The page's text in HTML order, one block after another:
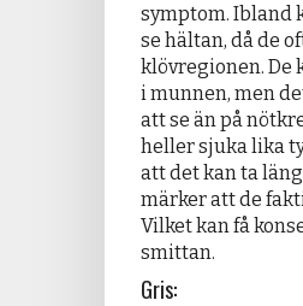
symptom. Ibland
se hältan, då de
klövregionen. De
i munnen, men
att se än på
heller sjuka lika
att det kan ta
märker att de
Vilket kan få
smittan.
Gris: